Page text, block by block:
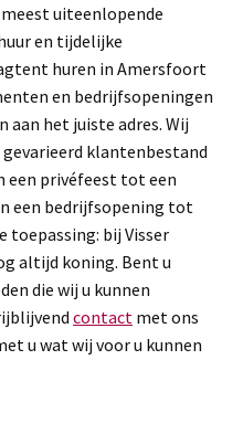
uiteenlopende
en tijdelijke
huren in Amersfoort
en bedrijfsopeningen
aan het juiste adres. Wij
klantenbestand
een privéfeest tot een
een bedrijfsopening tot
bij Visser
altijd koning. Bent u
die wij u kunnen
contact met ons
u wat wij voor u kunnen